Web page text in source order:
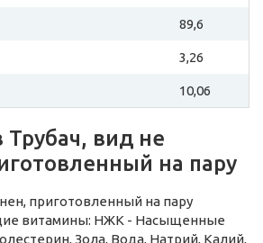
89,6
3,26
10,06
вид не
на пару
приготовленный на пару
витамины: НЖК - Насыщенные
Зола, Вода, Натрий, Калий,